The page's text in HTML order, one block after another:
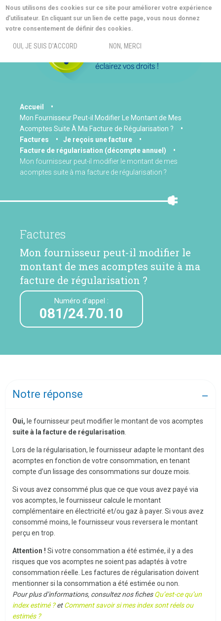
Nous utilisons des cookies sur ce site pour améliorer votre expérience
d'utilisateur. En cliquant sur un lien de cette page, vous nous donnez
votre consentement de définir des cookies.
OUI, JE SUIS D'ACCORD NON, MERCI
Aller
au
contenu
MENU
You
are
here
Accueil
Mon Fournisseur Peut-il Modifier Le Montant de Mes
Acomptes Suite À Ma Facture de Régularisation ?
Factures
Je reçois une facture
Facture de régularisation (décompte annuel)
Mon fournisseur peut-il modifier le montant de mes
acomptes suite à ma facture de régularisation ?
Factures
Mon fournisseur peut-il modifier le
montant de mes acomptes suite à ma
facture de régularisation ?
Numéro d’appel :
081/24.70.10
Notre réponse
Oui, le fournisseur peut modifier le montant de vos acomptes
suite à la facture de régularisation
Lors de la régularisation, le fournisseur adapte le montant des
acomptes en fonction de votre consommation, en tenant
compte d’un lissage des consommations sur douze mois.
Si vous avez consommé plus que ce que vous avez payé via
vos acomptes, le fournisseur calcule le montant
complémentaire en électricité et/ou gaz à payer. Si vous avez
consommé moins, le fournisseur vous reversera le montant
perçu en trop.
Attention ! Si votre consommation a été estimée, il y a des
risques que vos acomptes ne soient pas adaptés à votre
consommation réelle. Les factures de régularisation doivent
mentionner si la consommation a été estimée ou non.
Pour plus d’informations, consultez nos fichesQu’est-ce qu’un
index estimé ?etComment savoir si mes index sont réels ou
estimés ?